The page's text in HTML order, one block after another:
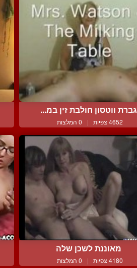
גברת ווטסון חולבת זין במ...
4652 צפיות | 0 המלצות
מאוננת לשכן שלה
4180 צפיות | 0 המלצות